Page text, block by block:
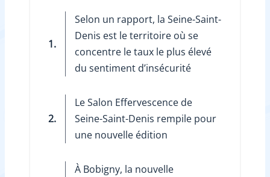
1.
Selon un rapport, la Seine-Saint-
Denis est le territoire où se
concentre le taux le plus élevé
du sentiment d’insécurité
2.
Le Salon Effervescence de
Seine-Saint-Denis rempile pour
une nouvelle édition
À Bobigny, la nouvelle